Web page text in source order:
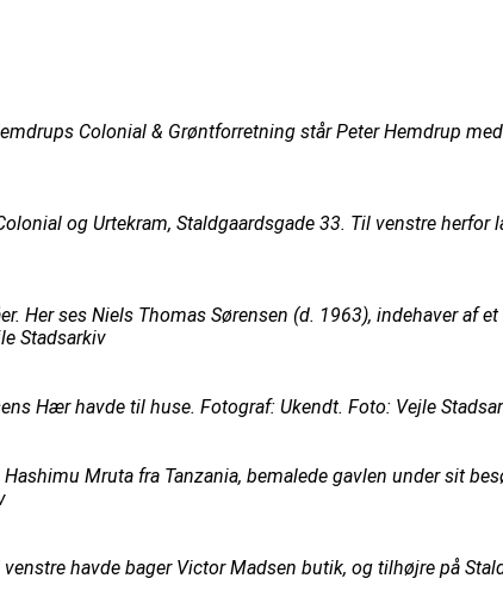
Colonial & Grøntforretning står Peter Hemdrup
og Urtekram, Staldgaardsgade 33. Til venstre
Her ses Niels Thomas Sørensen (d. 1963), indehaver af
Stadsarkiv
Hær havde til huse. Fotograf: Ukendt. Foto: Vejle
Mruta fra Tanzania, bemalede gavlen under sit
havde bager Victor Madsen butik, og tilhøjre på